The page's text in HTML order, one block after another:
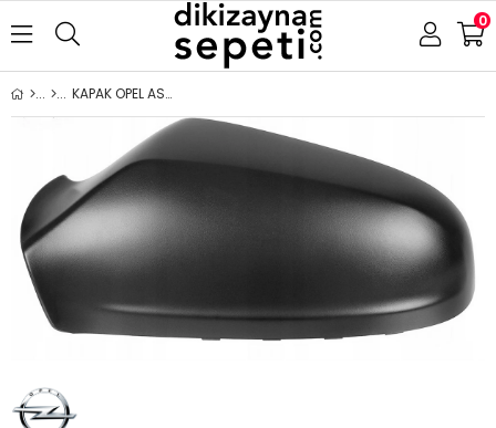
0
KAPAK OPEL ASTRA H 2004-2010 KÜÇÜK TİP SAĞ